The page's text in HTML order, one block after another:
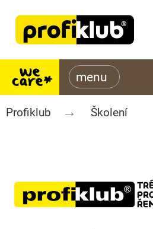
Profiklub Školení